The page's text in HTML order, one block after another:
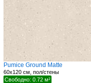
Pumice Ground Matte
60x120 см, пол/стены
Свободно: 0.72 м²